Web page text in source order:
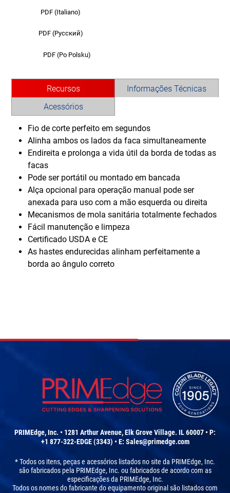
PDF (Italiano)
PDF (Pусский)
PDF (Po Polsku)
Recursos
Fio de corte perfeito em segundos
Alinha ambos os lados da faca simultaneamente
Endireita e prolonga a vida útil da borda de todas as
facas
Pode ser portátil ou montado em bancada
Alça opcional para operação manual pode ser
anexada para uso com a mão esquerda ou direita
Mecanismos de mola sanitária totalmente fechados
Fácil manutenção e limpeza
Certificado USDA e CE
As hastes endurecidas alinham perfeitamente a
borda ao ângulo correto
Informações Técnicas
Acessórios
PRIMEdge, Inc. • 1281 Arthur Avenue, Elk Grove Village. IL 60007 • P:
+1 877-322-EDGE (3343) • E: Sales@primedge.com
* Todos os itens, peças e acessórios listados no site da PRIMEdge, Inc.
são fabricados pela PRIMEdge, Inc. ou fabricados de acordo com as
especificações da PRIMEdge, Inc.
Todos os nomes do fabricante do equipamento original são listados com